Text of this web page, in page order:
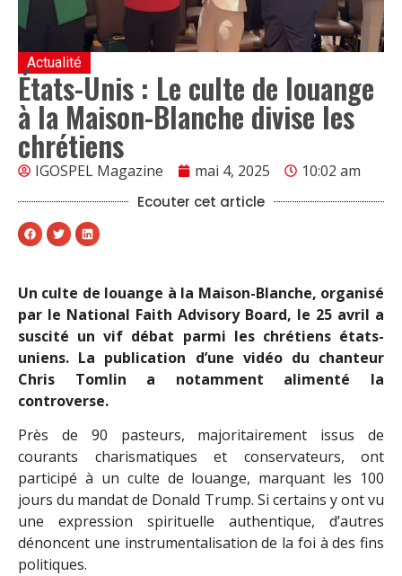
Actualité
États-Unis : Le culte de louange
à la Maison-Blanche divise les
chrétiens
IGOSPEL Magazine mai 4, 2025 10:02 am
Ecouter cet article
Un culte de louange à la Maison-Blanche, organisé
par le National Faith Advisory Board, le 25 avril a
suscité un vif débat parmi les chrétiens états-
uniens. La publication d’une vidéo du chanteur
Chris Tomlin a notamment alimenté la
controverse.
Près de 90 pasteurs, majoritairement issus de
courants charismatiques et conservateurs, ont
participé à un culte de louange, marquant les 100
jours du mandat de Donald Trump. Si certains y ont vu
une expression spirituelle authentique, d’autres
dénoncent une instrumentalisation de la foi à des fins
politiques.